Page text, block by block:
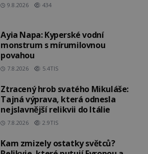
9.8.2026 434
Ayia Napa: Kyperské vodní
monstrum s mírumilovnou
povahou
7.8.2026 5.4TIS
Ztracený hrob svatého Mikuláše:
Tajná výprava, která odnesla
nejslavnější relikvii do Itálie
7.8.2026 2.9TIS
Kam zmizely ostatky světců?